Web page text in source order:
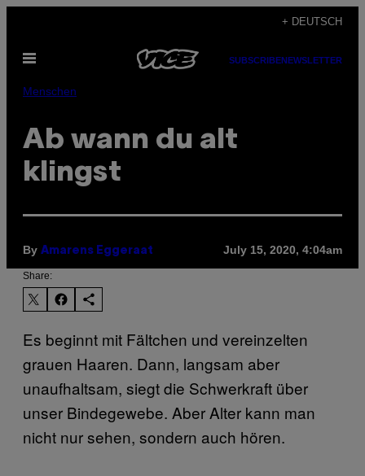
content
+ DEUTSCH
Open
SUBSCRIBENEWSLETTER
Menschen
Ab wann du alt
klingst
By Amarens Eggeraat July 15, 2020, 4:04am
Share:
Es beginnt mit Fältchen und vereinzelten
grauen Haaren. Dann, langsam aber
unaufhaltsam, siegt die Schwerkraft über
unser Bindegewebe. Aber Alter kann man
nicht nur sehen, sondern auch hören.